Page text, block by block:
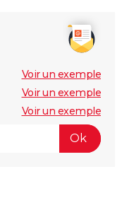
Voir un exemple
Voir un exemple
Voir un exemple